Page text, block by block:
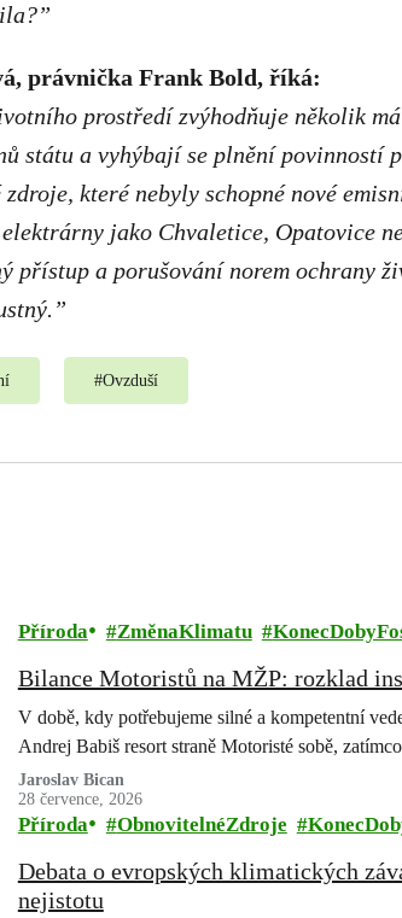
právnička Frank Bold, říká:
prostředí zvýhodňuje několik
státu a vyhýbají se plnění povinností
zdroje, které nebyly schopné nové
jako Chvaletice, Opatovice
přístup a porušování norem ochrany
#Ovzduší
Příroda ZměnaKlimatu
Bilance Motoristů na MŽP: rozklad
V době, kdy potřebujeme silné a kompetentní
Andrej Babiš resort straně Motoristé sobě,
Jaroslav Bican
28 července, 2026
Příroda ObnovitelnéZdroje
Debata o evropských klimatických
nejistotu